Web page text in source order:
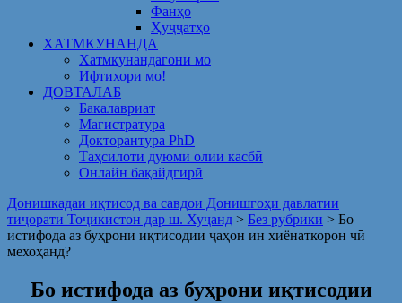
Фанҳо
Ҳуҷҷатҳо
ХАТМКУНАНДА
Хатмкунандагони мо
Ифтихори мо!
ДОВТАЛАБ
Бакалавриат
Магистратура
Докторантура PhD
Таҳсилоти дуюми олии касбӣ
Онлайн бақайдгирӣ
Донишкадаи иқтисод ва савдои Донишгоҳи давлатии
тиҷорати Тоҷикистон дар ш. Хуҷанд > Без рубрики > Бо
истифода аз буҳрони иқтисодии ҷаҳон ин хиёнаткорон чӣ
мехоҳанд?
Бо истифода аз буҳрони иқтисодии